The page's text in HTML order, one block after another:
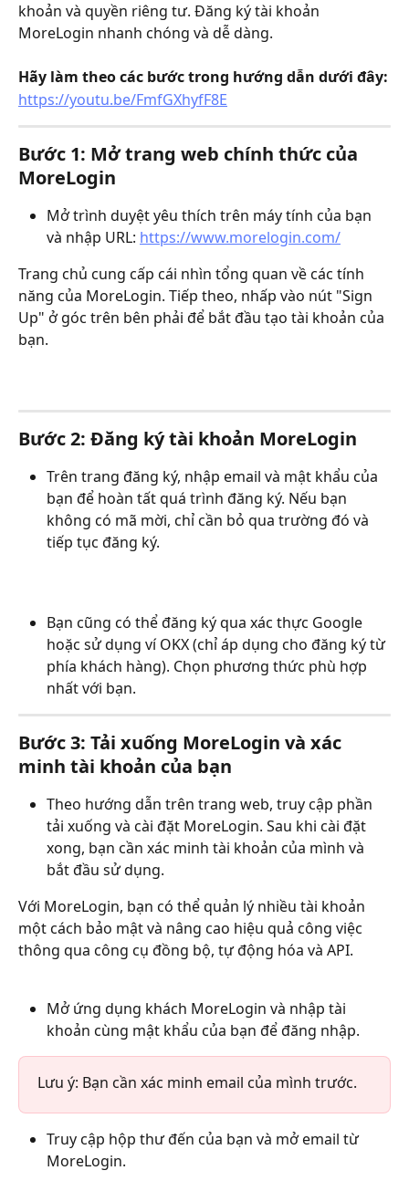
khoản và quyền riêng tư. Đăng ký tài khoản
MoreLogin nhanh chóng và dễ dàng.
Hãy làm theo các bước trong hướng dẫn dưới đây:
https://youtu.be/FmfGXhyfF8E
Bước 1: Mở trang web chính thức của
MoreLogin
Mở trình duyệt yêu thích trên máy tính của bạn
và nhập URL: https://www.morelogin.com/
Trang chủ cung cấp cái nhìn tổng quan về các tính
năng của MoreLogin. Tiếp theo, nhấp vào nút "Sign
Up" ở góc trên bên phải để bắt đầu tạo tài khoản của
bạn.
Bước 2: Đăng ký tài khoản MoreLogin
Trên trang đăng ký, nhập email và mật khẩu của
bạn để hoàn tất quá trình đăng ký. Nếu bạn
không có mã mời, chỉ cần bỏ qua trường đó và
tiếp tục đăng ký.
Bạn cũng có thể đăng ký qua xác thực Google
hoặc sử dụng ví OKX (chỉ áp dụng cho đăng ký từ
phía khách hàng). Chọn phương thức phù hợp
nhất với bạn.
Bước 3: Tải xuống MoreLogin và xác
minh tài khoản của bạn
Theo hướng dẫn trên trang web, truy cập phần
tải xuống và cài đặt MoreLogin. Sau khi cài đặt
xong, bạn cần xác minh tài khoản của mình và
bắt đầu sử dụng.
Với MoreLogin, bạn có thể quản lý nhiều tài khoản
một cách bảo mật và nâng cao hiệu quả công việc
thông qua công cụ đồng bộ, tự động hóa và API.
Mở ứng dụng khách MoreLogin và nhập tài
khoản cùng mật khẩu của bạn để đăng nhập.
Lưu ý: Bạn cần xác minh email của mình trước.
Truy cập hộp thư đến của bạn và mở email từ
MoreLogin.